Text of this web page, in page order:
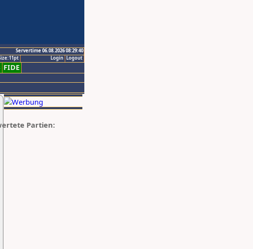
Servertime 06.08.2026 08:29:40
Logout
Login
FIDE
Partien: